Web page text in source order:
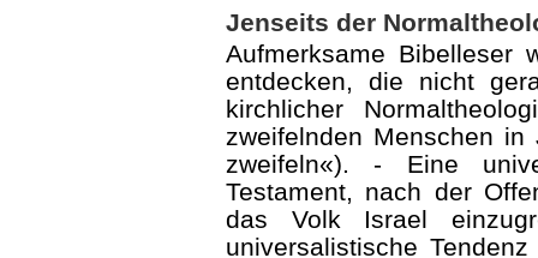
Jenseits der
Aufmerksame Bibelleser
entdecken, die nicht
kirchlicher
zweifelnden Menschen
zweifeln«). - Eine
Testament, nach der
das Volk Israel
universalistische